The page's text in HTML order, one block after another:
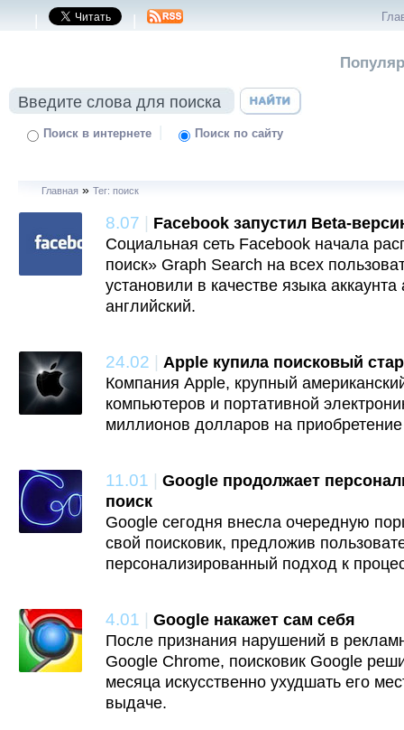
| |
Поиск в интернете | Поиск по сайту
Главная » Тег: поиск
8.07 | Facebook запустил Beta-
Социальная сеть Facebook начала
поиск» Graph Search на всех
установили в качестве языка
английский.
24.02 | Apple купила поисковый
Компания Apple, крупный
компьютеров и портативной
миллионов долларов на
11.01 | Google продолжает
поиск
Google сегодня внесла очередную
свой поисковик, предложив
персонализированный подход к
4.01 | Google накажет сам себя
После признания нарушений в
Google Chrome, поисковик Google
месяца искусственно ухудшать его
выдаче.